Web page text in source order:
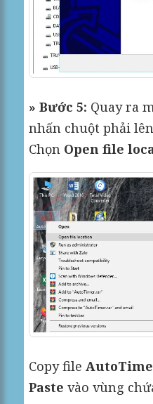
» Bước 5: Quay ra
nhấn chuột phải
Chọn Open file
Copy file
Paste vào vùng